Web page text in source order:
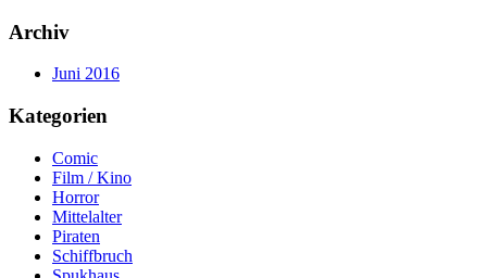
Archiv
Juni 2016
Kategorien
Comic
Film / Kino
Horror
Mittelalter
Piraten
Schiffbruch